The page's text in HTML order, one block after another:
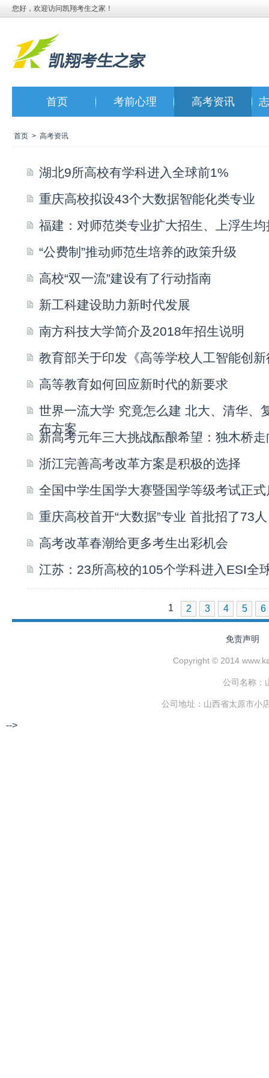
您好，欢迎访问凯翔考生之家！
首页 考前心理 高考资讯
首页 > 高考资讯
湖北9所高校有学科进入全球前1%
重庆高校拟设43个大数据智能化类专业
福建：对师范类专业扩大招生、上浮生
“公费制”推动师范生培养的政策升级
高校“双一流”建设有了行动指南
新工科建设助力新时代发展
南方科技大学简介及2018年招生说明
教育部关于印发《高等学校人工智能创
高等教育如何回应新时代的新要求
世界一流大学 究竟怎么建 北大、清华、
布方案
新高考元年三大挑战酝酿希望：独木桥
浙江完善高考改革方案是积极的选择
全国中学生国学大赛暨国学等级考试正式
重庆高校首开“大数据”专业 首批招了73人
高考改革春潮给更多考生出彩机会
江苏：23所高校的105个学科进入ESI全
1 2 3 4 5 6
免责声明
Copyright © 2014
公司名称：
公司地址：山西省太原市小
-->